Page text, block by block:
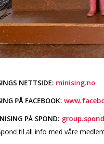
NETTSIDE: minising.no
PÅ FACEBOOK:
PÅ SPOND:
til all info med våre